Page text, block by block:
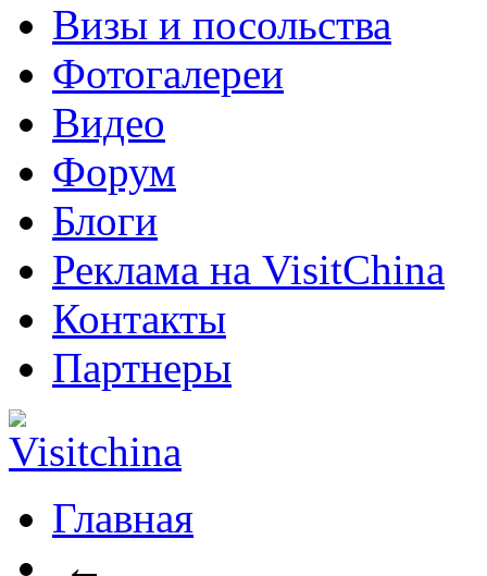
Визы и посольства
Фотогалереи
Видео
Форум
Блоги
Реклама на VisitChina
Контакты
Партнеры
Главная